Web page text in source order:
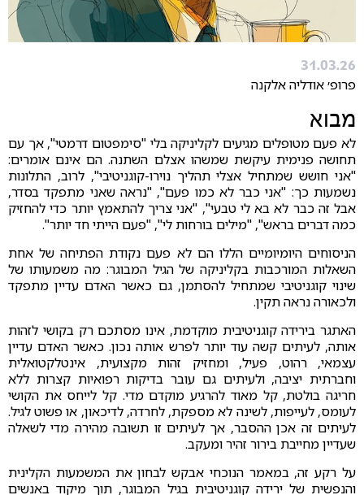
31.03.26
פרופ׳ אודליה אלקנה
מבוא
לא פעם מטופלים מגיעים לקליניקה בלי "סימפטום דרמטי", אך עם
תחושה פנימית עיקשת שמשהו אצלם השתנה. הם אינם אומרים:
"אני חושש שמתחיל אצלי תהליך נוירו-קוגניטיבי", לרוב, התלונות
נשמעות כך: "אני כבר לא כמו פעם", "נראה שאני מתפקד בסדר,
אבל זה כבר לא בא לי טבעי", "אני צריך להתאמץ יותר כדי להחזיק
כמה דברים בראש", "מילים בורחות לי", "פעם הייתי חד יותר".
הניסוחים היומיומיים הללו הם לא פעם נקודת הפתיחה של אחת
השאלות המורכבות בקליניקה של הגיל המבוגר: מה משמעותו של
שינוי קוגניטיבי שמתחיל להסתמן, גם כאשר האדם עדיין מתפקד
ולכאורה נראה תקין.
האתגר בירידה קוגניטיבית מוקדמת, אינו מסתכם רק בקושי לזהות
אותה, לעיתים קשה עוד יותר לפרש אותה נכון. כאשר האדם עדיין
עצמאי, רהוט, פעיל, ומחזיק זהות מקצועית, אינטלקטואלית
וחברתית יציבה, ולעיתים גם עובר בדיקות רפואיות קצרות ללא
חריגה בולטת, קל מאוד להרגיע מוקדם מדי. קל לייחס את הקושי
לעומס, לעייפות, לשינה לא מספקת, לחרדה, לדיכאון, או פשוט לגיל.
לעיתים זה אכן ההסבר, אך לעיתים זו תשובה מהירה מדי לשאלה
שעדיין מחייבת בירור זהיר ומעקב.
על רקע זה, במאמר הנוכחי אבקש לבחון את המשמעות הקלינית
והנפשית של ירידה קוגניטיבית בגיל המבוגר, תוך מיקוד באנשים